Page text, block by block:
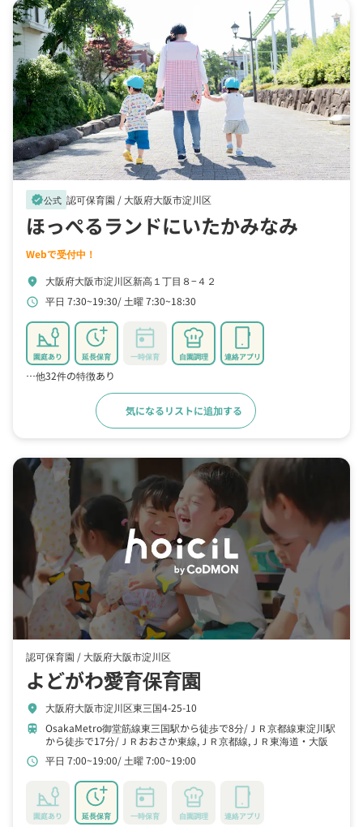
verified公式 認可保育園 / 大阪府大阪市淀川区
ほっぺるランドにいたかみなみ
Webで受付中！
location_on 大阪府大阪市淀川区新高１丁目８−４２
schedule 平日 7:30~19:30 土曜 7:30~18:30
園庭あり 延長保育 一時保育 自園調理 連絡アプリ
…他32件の特徴あり
気になるリストに追加する
認可保育園 / 大阪府大阪市淀川区
よどがわ愛育保育園
location_on 大阪府大阪市淀川区東三国4-25-10
train OsakaMetro御堂筋線東三国駅から徒歩で8分
ＪＲ京都線東淀川駅
から徒歩で17分
ＪＲおおさか東線,ＪＲ京都線,ＪＲ東海道・大阪
環状線,OsakaMetro御堂筋線新大阪駅から徒歩で21分
schedule 平日 7:00~19:00 土曜 7:00~19:00
園庭あり 延長保育 一時保育 自園調理 連絡アプリ